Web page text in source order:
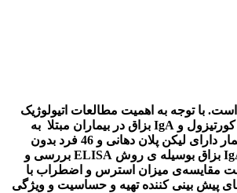
با توجه به اهمیت مطالعات اتیولوژیک
و IgA بزاق در بیماران مبتلا به
دراین مطالعه مورد شاهدی تعداد 46 بیمار دارای لیکن پلان دهانی و 46 فرد بدون
بزاق بوسیله ی روش ELISA بررسی و
مقایسه‌ی میزان استرس و اضطراب با
پیش بینی کننده تهیه و حساسیت و ویژگی